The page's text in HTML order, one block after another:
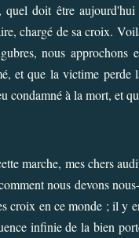
quel doit être
chargé de sa croix.
nous
et que la victime
condamné à la mort, et
marche, mes chers
nous devons
croix en ce monde ; il y
infinie de la bien